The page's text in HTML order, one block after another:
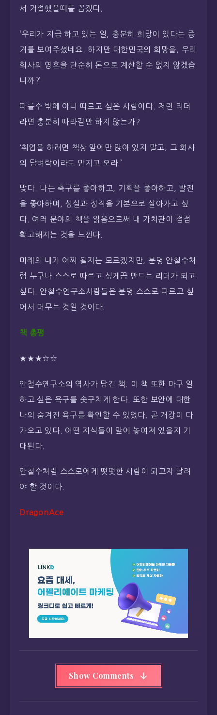
서 거절했을때를 꼽겠다.
‘우리가 지금 하고 있는 일, 충분히 희망이 있다는 증
거를 보여주셨네요. 하지만 대한민국의 희망을, 우리
회사의 영혼을 단순히 돈으로 계산할 순 없지 않겠습
니까?’
따를수 밖에 아니 따르고 싶은 사람이다. 저런 리더
라면 충분히 따라갈만 하지 않는가?
‘취업을 하려면 책상 앞에만 앉아 있지 말고, 그 회사
의 담벼락이라도 만지고 오라.’
맞다. 나는 축구를 좋아하고, 기획을 좋아하고, 발전
을 좋아하며, 성실과 정직을 기본으로 살아가고 싶
다. 여러 분야의 책을 읽음으로써 내 가치관이 점점
확고해지는 것을 느낀다.
미래의 내가 어찌 될지는 모르겠지만, 분명 안철수처
럼 누구나 스스로 따르고 싶게끔 만드는 리더가 되고
싶다. 안철수연구소사람들은 분명 스스로 따르고 싶
어서 머무는 것일 것이다.
책 총평
★★★☆☆
안철수연구소의 역사가 담긴 책. 이 책 또한 마구 일
하고 싶은 욕구를 솟구치게 한다. 또한 보안에 대한
나의 숨겨진 욕구를 확인할 수 있었다. 곧 개강이 다
가오고 있다. 어떤 지식들이 앞에 놓여져 있을지 기
대된다.
안철수처럼 스스로에게 떳떳한 사람이 되고자 달려
야 할 것이다.
DragonAce
Show Comments